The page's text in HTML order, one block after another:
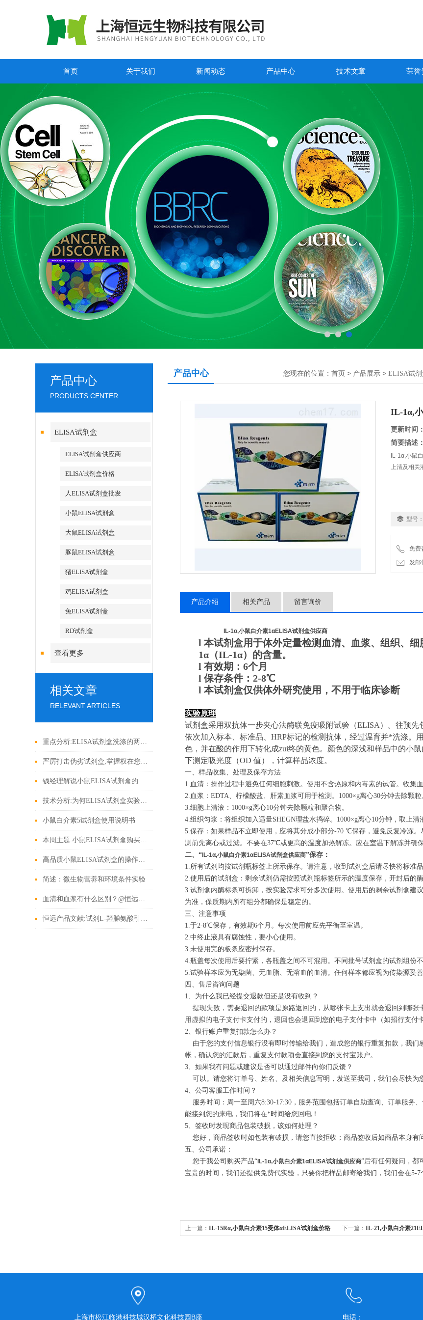
首页 关于我们 新闻动态 产品中心 技术文章 荣誉
产品中心
PRODUCTS CENTER
ELISA试剂盒
ELISA试剂盒供应商
ELISA试剂盒价格
人ELISA试剂盒批发
小鼠ELISA试剂盒
大鼠ELISA试剂盒
豚鼠ELISA试剂盒
猪ELISA试剂盒
鸡ELISA试剂盒
兔ELISA试剂盒
RD试剂盒
查看更多
相关文章
RELEVANT ARTICLES
重点分析:ELISA试剂盒洗涤的两大方法
严厉打击伪劣试剂盒,掌握权在您手上!
钱经理解说小鼠ELISA试剂盒的操作技术
技术分析:为何ELISA试剂盒实验结果反应灵敏度低
小鼠白介素5试剂盒使用说明书
本周主题:小鼠ELISA试剂盒购买建议参考
高品质小鼠ELISA试剂盒的操作秘密
简述：微生物营养和环境条件实验
血清和血浆有什么区别？@恒远生物
恒远产品文献:试剂L-羟脯氨酸引用文献
产品中心 您现在的位置： 首页 > 产品展示 > ELISA试剂
IL-1α,
更新时间：
简要描述：
IL-1α,小鼠
上清及相关
型号：
免费
发邮
产品介绍 相关产品 留言询价
IL-1α,小鼠白介素1αELISA试剂盒供应商
l 本试剂盒用于体外定量检测血清、血浆、组织、
1α （IL-1α）的含量。
l 有效期：6个月
l 保存条件： 2-8℃
l 本试剂盒仅供体外研究使用，不用于临床诊断
实验原理
试剂盒采用双抗体一步夹心法酶联免疫吸附试验（ELISA）。 往预先
依次加入标本、标准品、HRP标记的检测抗体，经过温育并*洗涤。
色，并在酸的作用下转化成zui终的黄色。颜色的深浅和样品中的小鼠
下测定吸光度（OD 值），计算样品浓度。
一、样品收集、处理及保存方法
1.血清：操作过程中避免任何细胞刺激。使用不含热原和内毒素的试管。收集
2.血浆：EDTA、柠檬酸盐、肝素血浆可用于检测。1000×g离心30分钟去除颗粒
3.细胞上清液：1000×g离心10分钟去除颗粒和聚合物。
4.组织匀浆：将组织加入适量SHEGN理盐水捣碎。1000×g离心10分钟，取上清
5.保存：如果样品不立即使用，应将其分成小部分-70 ℃保存，避免反复冷冻
测前先离心或过滤。不要在37℃或更高的温度加热解冻。应在室温下解冻并确
二、“ IL-1α,小鼠白介素1αELISA试剂盒供应商”保存：
1.所有试剂均按试剂瓶标签上所示保存。请注意，收到试剂盒后请尽快将标准
2.使用后的试剂盒：剩余试剂仍需按照试剂瓶标签所示的温度保存，开封后的
3.试剂盒内酶标条可拆卸，按实验需求可分多次使用。使用后的剩余试剂盒建
为准，保质期内所有组分都确保是稳定的。
三、注意事项
1.于2-8℃保存，有效期6个月。每次使用前应先平衡至室温。
2.中终止液具有腐蚀性，要小心使用。
3.未使用完的板条应密封保存。
4.瓶盖每次使用后要拧紧，各瓶盖之间不可混用。不同批号试剂盒的试剂组份不
5.试验样本应为无染菌、无血脂、无溶血的血清。任何样本都应视为传染源妥善
四、售后咨询问题
1、为什么我已经提交退款但还是没有收到？
提现失败，需要退回的款项是原路返回的，从哪张卡上支出就会退回到哪张
用虚拟的电子支付卡支付的，退回也会退回到您的电子支付卡中（如招行支付
2、银行账户重复扣款怎么办？
由于您的支付信息银行没有即时传输给我们，造成您的银行重复扣款，我们
帐，确认您的汇款后，重复支付款项会直接到您的支付宝账户。
3、如果我有问题或建议是否可以通过邮件向你们反馈？
可以。请您将订单号、姓名、及相关信息写明，发送至我司，我们会尽快为
4、公司客服工作时间？
服务时间：周一至周六8:30-17:30，服务范围包括订单自助查询、订单服务
能接到您的来电，我们将在*时间给您回电！
5、签收时发现商品包装破损，该如何处理？
您好，商品签收时如包装有破损，请您直接拒收；商品签收后如商品本身有
五、公司承诺：
您于我公司购买产品“ IL-1α,小鼠白介素1αELISA试剂盒供应商”后有任何疑问，都
宝贵的时间，我们还提供免费代实验，只要你把样品邮寄给我们，我们会在5-7
上一篇： IL-15Rα,小鼠白介素15受体αELISA试剂盒价格 下一篇： IL-21,小鼠白介素
上海市松江临港科技城汉桥文化科技园B座 电话：